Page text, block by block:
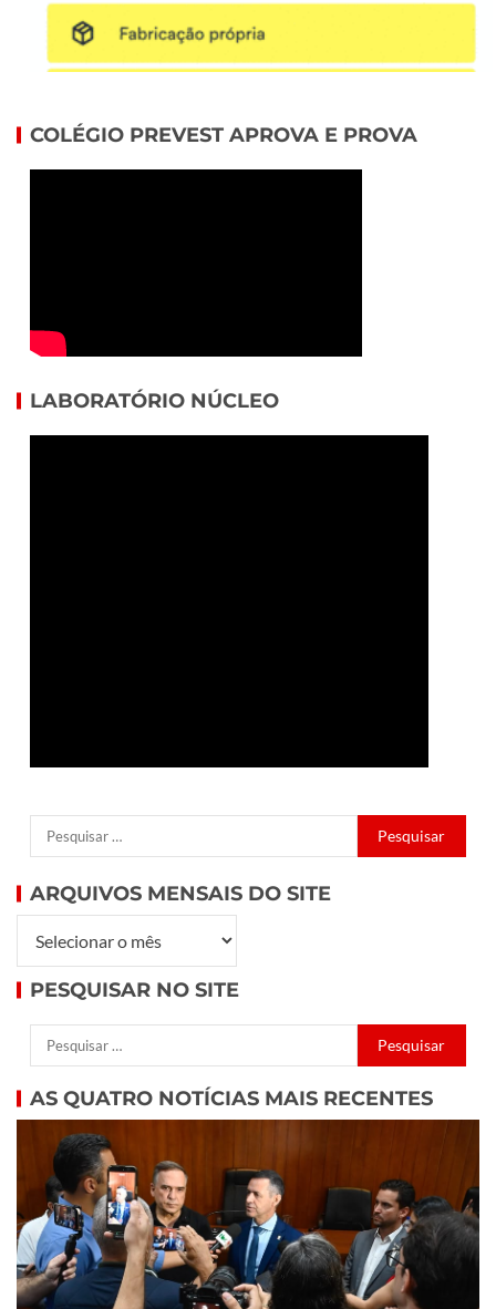
COLÉGIO PREVEST APROVA E PROVA
LABORATÓRIO NÚCLEO
ARQUIVOS MENSAIS DO SITE
PESQUISAR NO SITE
AS QUATRO NOTÍCIAS MAIS RECENTES